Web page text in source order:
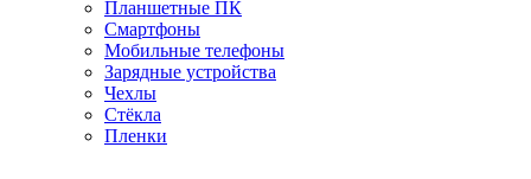
Планшетные ПК
Смартфоны
Мобильные телефоны
Зарядные устройства
Чехлы
Стёкла
Пленки